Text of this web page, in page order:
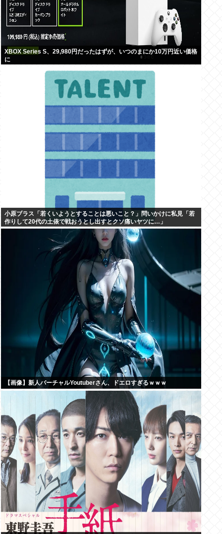
XBOX Series S、29,980円だったはずが、いつのまにか10万円近い価格
に
小原ブラス「若くいようとすることは悪いこと？」問いかけに私見「若
作りして20代の土俵で戦おうとし出すとクソ痛いヤツに…」
【画像】新人バーチャルYoutuberさん、ドエロすぎるｗｗｗ